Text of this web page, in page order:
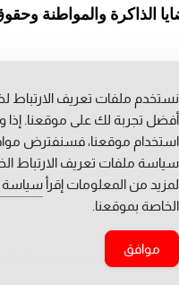
الذاكرة والمواطنة
التحرير: عبد الرحيم
التحرير المساعد:
مديرة التحرير: فاطمة
جميع حقوق النشر محفوظة © 2026
نستخدم ملفات تعريف الارتباط
أفضل تجربة لك على موقعنا. إذا
استخدام موقعنا، فسنفترض
سياسة ملفات تعريف الارتباط
لمزيد من المعلومات إقرأ سياسة
الخاصة بموقعنا.
موافق